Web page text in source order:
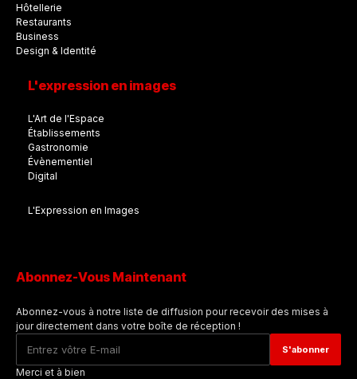
Hôtellerie
Restaurants
Business
Design & Identité
L'expression en images
L'Art de l'Espace
Établissements
Gastronomie
Évènementiel
Digital
L'Expression en Images
Abonnez-Vous Maintenant
Abonnez-vous à notre liste de diffusion pour recevoir des mises à
jour directement dans votre boîte de réception !
Merci et à bien